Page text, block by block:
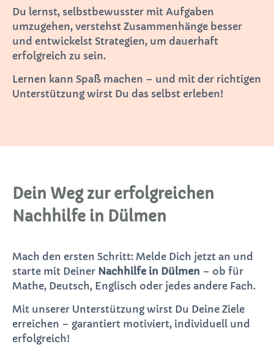
Du lernst, selbstbewusster mit Aufgaben
umzugehen, verstehst Zusammenhänge besser
und entwickelst Strategien, um dauerhaft
erfolgreich zu sein.
Lernen kann Spaß machen – und mit der richtigen
Unterstützung wirst Du das selbst erleben!
Dein Weg zur erfolgreichen
Nachhilfe in Dülmen
Mach den ersten Schritt: Melde Dich jetzt an und
starte mit Deiner Nachhilfe in Dülmen – ob für
Mathe, Deutsch, Englisch oder jedes andere Fach.
Mit unserer Unterstützung wirst Du Deine Ziele
erreichen – garantiert motiviert, individuell und
erfolgreich!